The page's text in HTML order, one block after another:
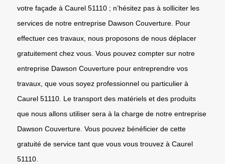
votre façade à Caurel 51110 ; n’hésitez pas à solliciter les
services de notre entreprise Dawson Couverture. Pour
effectuer ces travaux, nous proposons de nous déplacer
gratuitement chez vous. Vous pouvez compter sur notre
entreprise Dawson Couverture pour entreprendre vos
travaux, que vous soyez professionnel ou particulier à
Caurel 51110. Le transport des matériels et des produits
que nous allons utiliser sera à la charge de notre entreprise
Dawson Couverture. Vous pouvez bénéficier de cette
gratuité de service tant que vous vous trouvez à Caurel
51110.